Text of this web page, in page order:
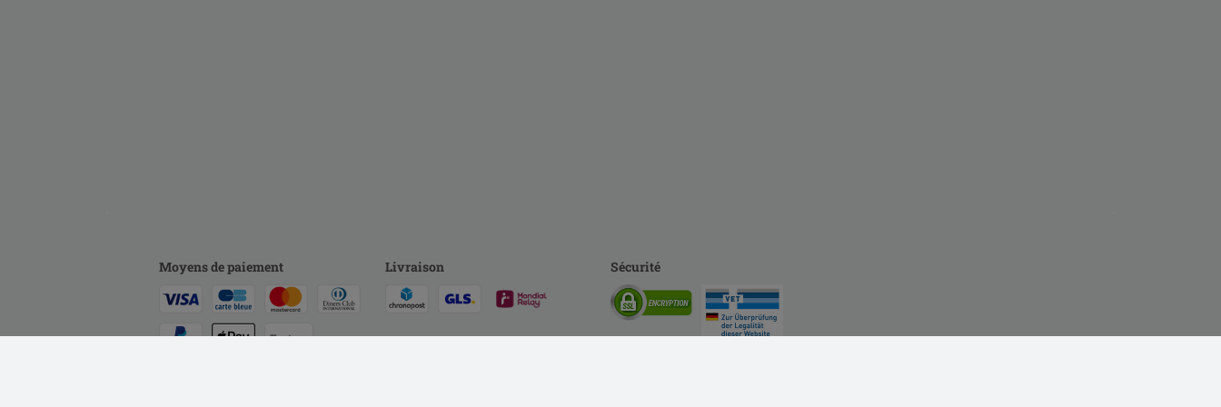
Moyens de paiement
Facture
Livraison Sécurité